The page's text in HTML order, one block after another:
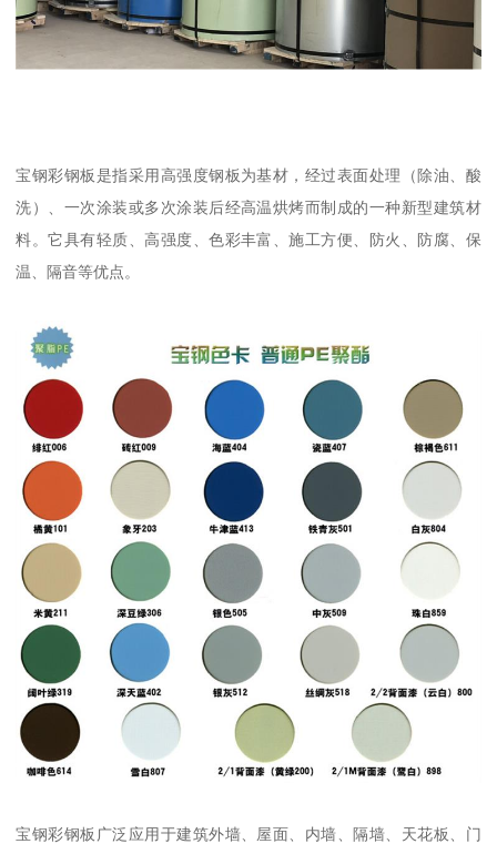
宝钢彩钢板是指采用高强度钢板为基材，经过表面处理（除油、酸
洗）、一次涂装或多次涂装后经高温烘烤而制成的一种新型建筑材
料。它具有轻质、高强度、色彩丰富、施工方便、防火、防腐、保
温、隔音等优点。
宝钢彩钢板广泛应用于建筑外墙、屋面、内墙、隔墙、天花板、门